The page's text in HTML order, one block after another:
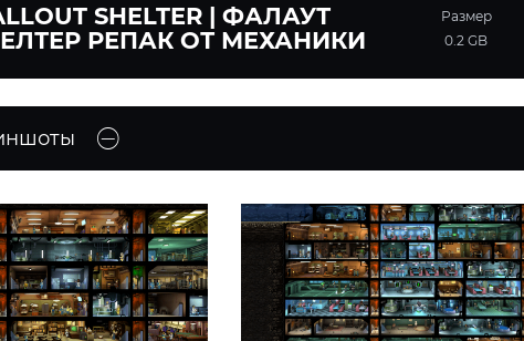
SHELTER | ФАЛАУТ
РЕПАК ОТ МЕХАНИКИ
Размер
0.2 GB